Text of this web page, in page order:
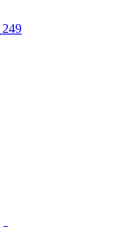
249